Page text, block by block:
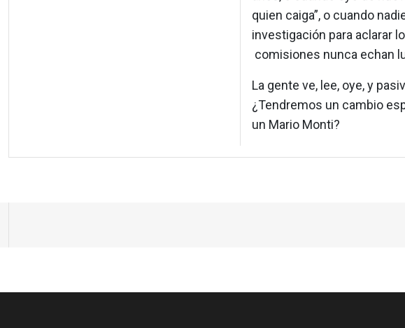
quien caiga”, o cuando
investigación para aclarar
comisiones nunca echan
La gente ve, lee, oye, y
¿Tendremos un cambio
un Mario Monti?